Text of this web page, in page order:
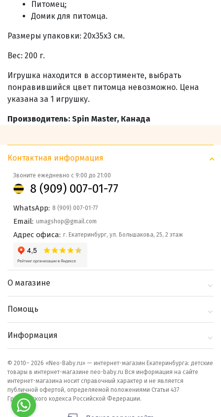
Питомец;
Домик для питомца.
Размеры упаковки: 20х35х3 см.
Вес: 200 г.
Игрушка находится в ассортименте, выбрать
понравившийся цвет питомца невозможно. Цена
указана за 1 игрушку.
Производитель: Spin Master, Канада
Контактная информация
Звоните ежедневно с 9:00 до 21:00
8 (909) 007-01-77
WhatsApp: 8 (909) 007-01-77
Email: umagshop@gmail.com
Адрес офиса: г. Екатеринбург, ул. Большакова, 25, 2 этаж
О магазине
Блог
Помощь
Как сделать заказ
Информация
© 2010– 2026 «Neo-Baby.ru» — интернет-магазин Екатеринбурга: детские
товары в интернет-магазине neo-baby.ru Вся информация на сайте
интернет-магазина носит справочный характер и не является
публичной офертой, определяемой положениями Статьи 437
Гражданского кодекса Российской Федерации.